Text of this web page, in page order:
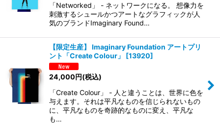
「Networked」 - ネットワークになる。 想像力を
刺激するシュールかつアートなグラフィックが人
気のブランドImaginary Found…
【限定生産】 Imaginary Foundation アートプリ
ント「Create Colour」
[13920]
24,000 円(税込)
「Create Colour」 - 人と違うことは、世界に色を
与えます。それは平凡なものを信じられないもの
に、平凡なものを奇跡的なものに変え、平凡な
も…